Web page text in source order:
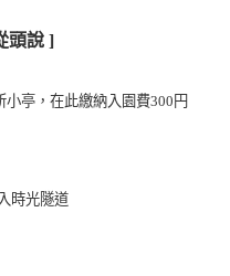
頭說 ]
小亭，在此繳納入園費300円
時光隧道